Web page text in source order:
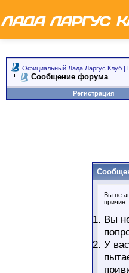
Официальный Лада Ларгус Клуб |
Сообщение форума
Регистрация
Вы не
причин:
Вы
У